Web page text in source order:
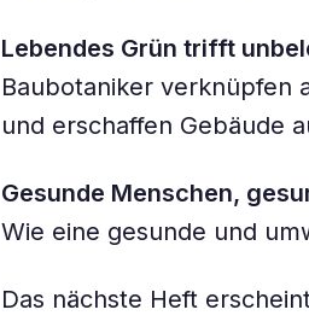
Lebendes Grün trifft
Baubotaniker verknüpfen
und erschaffen Gebäude
Gesunde Menschen,
Wie eine gesunde und
Das nächste Heft